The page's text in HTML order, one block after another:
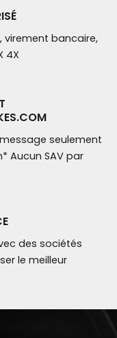
virement bancaire,
4X
seulement
Aucun SAV par
des sociétés
le meilleur